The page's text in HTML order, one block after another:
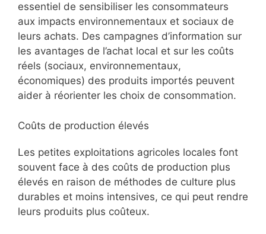
essentiel de sensibiliser les consommateurs
aux impacts environnementaux et sociaux de
leurs achats. Des campagnes d’information sur
les avantages de l’achat local et sur les coûts
réels (sociaux, environnementaux,
économiques) des produits importés peuvent
aider à réorienter les choix de consommation.
Coûts de production élevés
Les petites exploitations agricoles locales font
souvent face à des coûts de production plus
élevés en raison de méthodes de culture plus
durables et moins intensives, ce qui peut rendre
leurs produits plus coûteux.